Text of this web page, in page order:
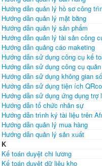
Hướng dẫn quản lý hồ sơ công
Hướng dẫn quản lý mặt bằng
Hướng dẫn quản lý sản phẩm
Hướng dẫn quản lý tài sản công
Hướng dẫn quảng cáo maketing
Hướng dẫn sử dụng công cụ kế
Hướng dẫn sử dụng công cụ
Hướng dẫn sử dụng không gian
Hướng dẫn sử dụng tiện ích
Hướng dẫn sử dụng ứng dụng
Hướng dẫn tổ chức nhân sự
Hướng dẫn trình ký tài liệu trên
Hướng dẫn quản lý mua hàng
Hướng dẫn quản lý sản xuất
K
Kế toán duyệt chi lương
Kế toán duyệt dữ liệu kho